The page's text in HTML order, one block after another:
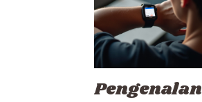
Pengenalan